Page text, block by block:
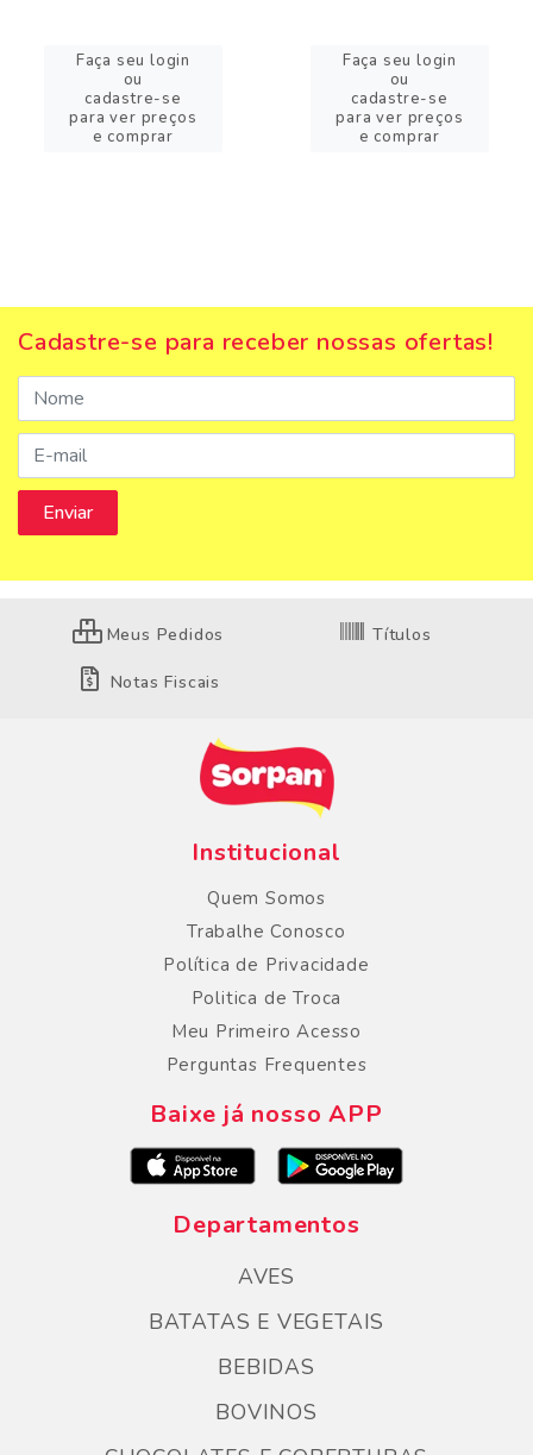
Faça seu login
ou
cadastre-se
para ver preços
e comprar
Faça seu login
ou
cadastre-se
para ver preços
e comprar
Cadastre-se para receber nossas ofertas!
Meus Pedidos Títulos
Notas Fiscais
Institucional
Quem Somos
Trabalhe Conosco
Política de Privacidade
Politica de Troca
Meu Primeiro Acesso
Perguntas Frequentes
Baixe já nosso APP
Departamentos
AVES
BATATAS E VEGETAIS
BEBIDAS
BOVINOS